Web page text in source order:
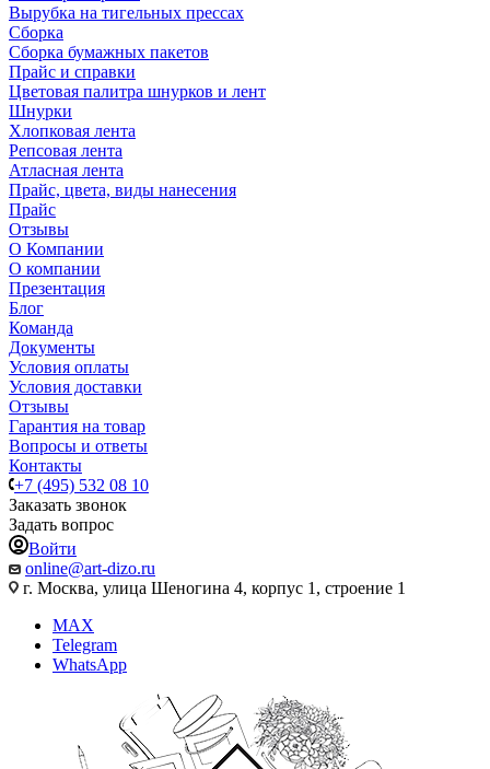
Вырубка на тигельных прессах
Сборка
Сборка бумажных пакетов
Прайс и справки
Цветовая палитра шнурков и лент
Шнурки
Хлопковая лента
Репсовая лента
Атласная лента
Прайс, цвета, виды нанесения
Прайс
Отзывы
О Компании
О компании
Презентация
Блог
Команда
Документы
Условия оплаты
Условия доставки
Отзывы
Гарантия на товар
Вопросы и ответы
Контакты
+7 (495) 532 08 10
Заказать звонок
Задать вопрос
Войти
online@art-dizo.ru
г. Москва, улица Шеногина 4, корпус 1, строение 1
MAX
Telegram
WhatsApp